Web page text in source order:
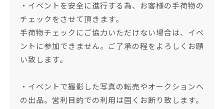
・イベントを安全に進行する為、お客様の手荷物の
チェックをさせて頂きます。
手荷物チェックにご協力いただけない場合は、イベ
ントに参加できません。ご了承の程をよろしくお願
い致します。
・イベントで撮影した写真の転売やオークションへ
の出品。営利目的での利用は固くお断り致します。